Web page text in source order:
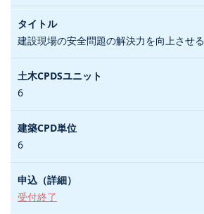
建設現場の安全問題の解決力を向上させる
6
6
受付終了